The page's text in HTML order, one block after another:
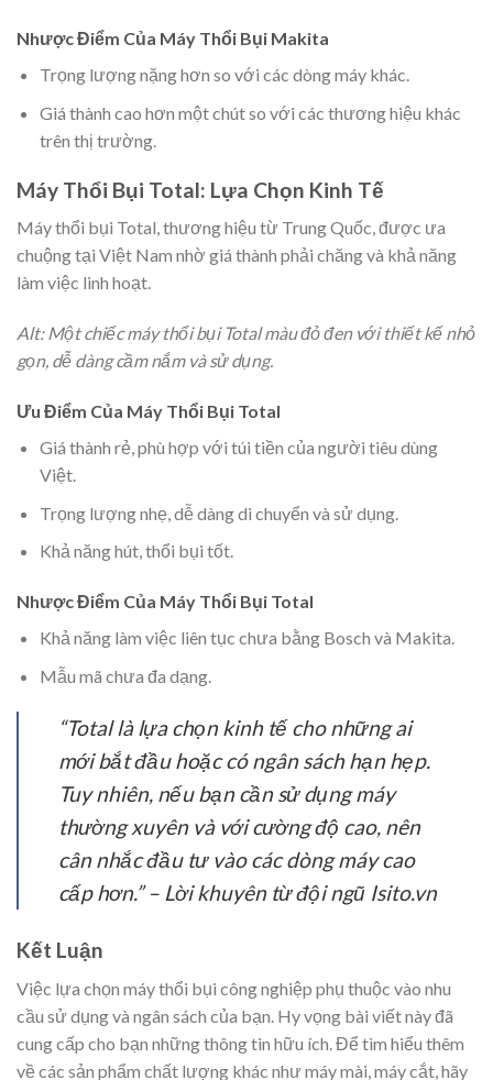
Nhược Điểm Của Máy Thổi Bụi Makita
Trọng lượng nặng hơn so với các dòng máy khác.
Giá thành cao hơn một chút so với các thương hiệu khác
trên thị trường.
Máy Thổi Bụi Total: Lựa Chọn Kinh Tế
Máy thổi bụi Total, thương hiệu từ Trung Quốc, được ưa
chuộng tại Việt Nam nhờ giá thành phải chăng và khả năng
làm việc linh hoạt.
Alt: Một chiếc máy thổi bụi Total màu đỏ đen với thiết kế nhỏ
gọn, dễ dàng cầm nắm và sử dụng.
Ưu Điểm Của Máy Thổi Bụi Total
Giá thành rẻ, phù hợp với túi tiền của người tiêu dùng
Việt.
Trọng lượng nhẹ, dễ dàng di chuyển và sử dụng.
Khả năng hút, thổi bụi tốt.
Nhược Điểm Của Máy Thổi Bụi Total
Khả năng làm việc liên tục chưa bằng Bosch và Makita.
Mẫu mã chưa đa dạng.
“Total là lựa chọn kinh tế cho những ai
mới bắt đầu hoặc có ngân sách hạn hẹp.
Tuy nhiên, nếu bạn cần sử dụng máy
thường xuyên và với cường độ cao, nên
cân nhắc đầu tư vào các dòng máy cao
cấp hơn.” – Lời khuyên từ đội ngũ Isito.vn
Kết Luận
Việc lựa chọn máy thổi bụi công nghiệp phụ thuộc vào nhu
cầu sử dụng và ngân sách của bạn. Hy vọng bài viết này đã
cung cấp cho bạn những thông tin hữu ích. Để tìm hiểu thêm
về các sản phẩm chất lượng khác như máy mài, máy cắt, hãy